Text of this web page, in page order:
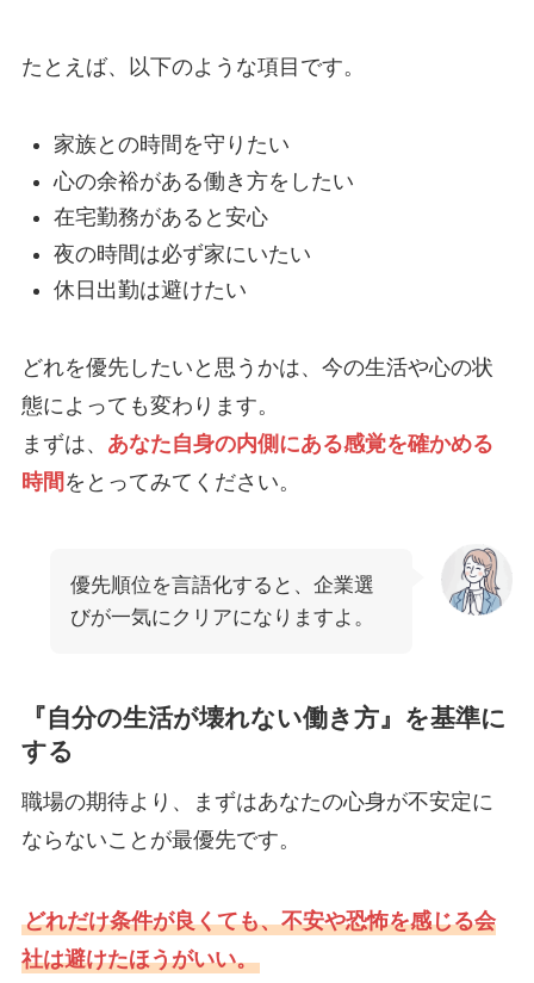
たとえば、以下のような項目です。
家族との時間を守りたい
心の余裕がある働き方をしたい
在宅勤務があると安心
夜の時間は必ず家にいたい
休日出勤は避けたい
どれを優先したいと思うかは、今の生活や心の状
態によっても変わります。
まずは、 あなた自身の内側にある感覚を確かめる
時間 をとってみてください。
優先順位を言語化すると、企業選
びが一気にクリアになりますよ。
『自分の生活が壊れない働き方』を基準に
する
職場の期待より、まずはあなたの心身が不安定に
ならないことが最優先です。
どれだけ条件が良くても、不安や恐怖を感じる会
社は避けたほうがいい。